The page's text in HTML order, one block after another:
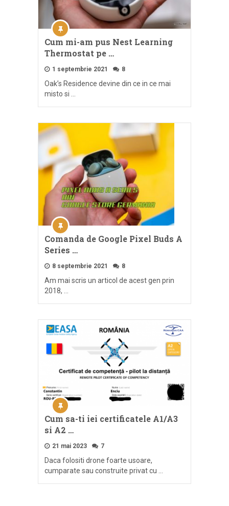
Cum mi-am pus Nest Learning
Thermostat pe …
1 septembrie 2021 8
Oak’s Residence devine din ce in ce mai
misto si …
Comanda de Google Pixel Buds A
Series …
8 septembrie 2021 8
Am mai scris un articol de acest gen prin
2018, …
Cum sa-ti iei certificatele A1/A3
si A2 …
21 mai 2023 7
Daca folositi drone foarte usoare,
cumparate sau construite privat cu …